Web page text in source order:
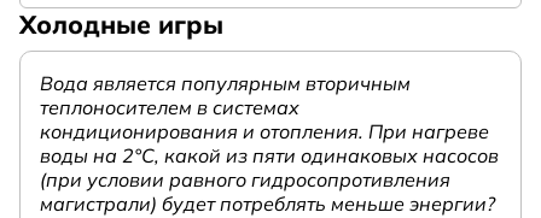
Холодные игры
Вода является популярным вторичным
теплоносителем в системах
кондиционирования и отопления. При нагреве
воды на 2°С, какой из пяти одинаковых насосов
(при условии равного гидросопротивления
магистрали) будет потреблять меньше энергии?